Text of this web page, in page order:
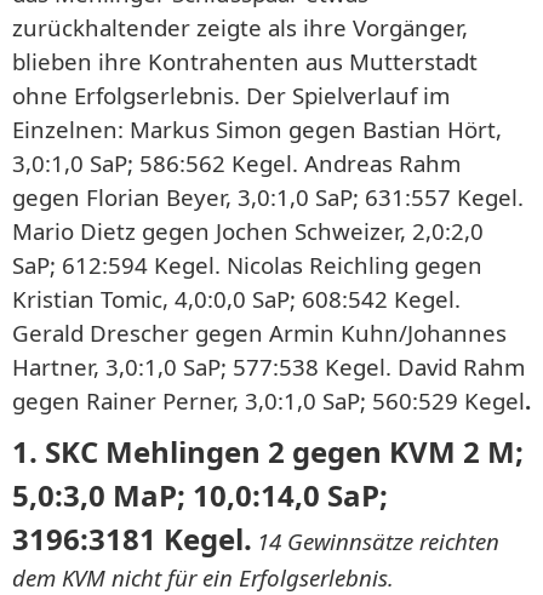
zurückhaltender zeigte als ihre Vorgänger,
blieben ihre Kontrahenten aus Mutterstadt
ohne Erfolgserlebnis. Der Spielverlauf im
Einzelnen: Markus Simon gegen Bastian Hört,
3,0:1,0 SaP; 586:562 Kegel. Andreas Rahm
gegen Florian Beyer, 3,0:1,0 SaP; 631:557 Kegel.
Mario Dietz gegen Jochen Schweizer, 2,0:2,0
SaP; 612:594 Kegel. Nicolas Reichling gegen
Kristian Tomic, 4,0:0,0 SaP; 608:542 Kegel.
Gerald Drescher gegen Armin Kuhn/Johannes
Hartner, 3,0:1,0 SaP; 577:538 Kegel. David Rahm
gegen Rainer Perner, 3,0:1,0 SaP; 560:529 Kegel.
1. SKC Mehlingen 2 gegen KVM 2 M;
5,0:3,0 MaP; 10,0:14,0 SaP;
3196:3181 Kegel. 14 Gewinnsätze reichten
dem KVM nicht für ein Erfolgserlebnis.